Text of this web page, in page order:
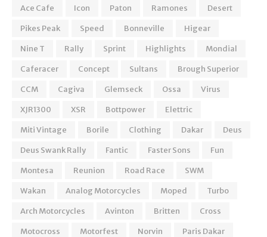
Ace Cafe
Icon Paton Ramones
Desert
Pikes Peak
Speed Bonneville
Higear
Nine T
Rally Sprint Highlights
Mondial
Caferacer
Concept Sultans
Brough Superior
CCM
Cagiva Glemseck Ossa
Virus
XJR1300
XSR Bottpower
Elettric
Miti Vintage
Borile Clothing Dakar
Deus
Deus Swank Rally
Fantic Faster Sons
Fun
Montesa
Reunion Road Race
SWM
Wakan
Analog Motorcycles Moped
Turbo
Arch Motorcycles
Avinton Britten
Cross
Motocross
Motorfest Norvin
Paris Dakar